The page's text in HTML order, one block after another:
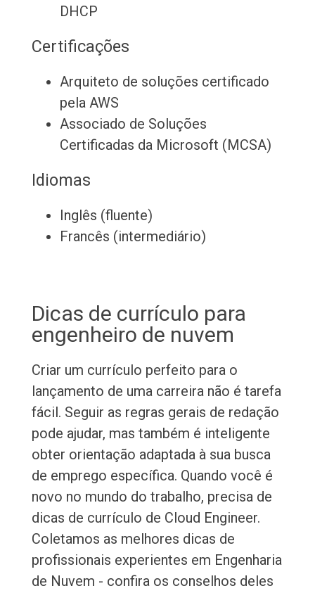
DHCP
Certificações
Arquiteto de soluções certificado
pela AWS
Associado de Soluções
Certificadas da Microsoft (MCSA)
Idiomas
Inglês (fluente)
Francês (intermediário)
Dicas de currículo para
engenheiro de nuvem
Criar um currículo perfeito para o
lançamento de uma carreira não é tarefa
fácil. Seguir as regras gerais de redação
pode ajudar, mas também é inteligente
obter orientação adaptada à sua busca
de emprego específica. Quando você é
novo no mundo do trabalho, precisa de
dicas de currículo de Cloud Engineer.
Coletamos as melhores dicas de
profissionais experientes em Engenharia
de Nuvem - confira os conselhos deles